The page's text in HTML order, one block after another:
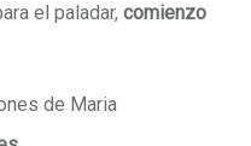
el paladar, comienzo